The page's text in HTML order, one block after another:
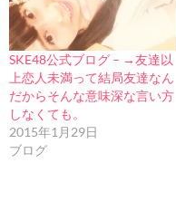
SKE48公式ブログ – →友達以
上恋人未満って結局友達なん
だからそんな意味深な言い方
しなくても。
2015年1月29日
ブログ